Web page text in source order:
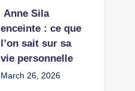
Anne Sila
enceinte : ce que
l’on sait sur sa
vie personnelle
March 26, 2026